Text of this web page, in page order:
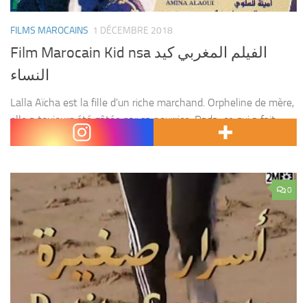
FILMS MAROCAINS 1 DÉCEMBRE 2018
Film Marocain Kid nsa الفيلم المغربي كيد
النساء
Lalla Aïcha est la fille d’un riche marchand. Orpheline de mère,
elle a toujours été gâtée par sa nourrice, Dada; ce qui a fait
d’elle une jeune femme capricieuse. Un jour, sur sa terrasse,...
0